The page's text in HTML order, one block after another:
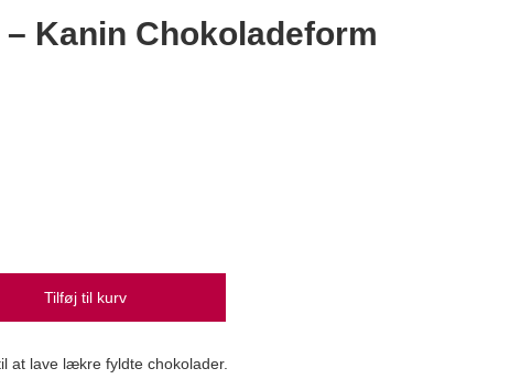
Kanin Chokoladeform
Tilføj til kurv
at lave lækre fyldte chokolader.